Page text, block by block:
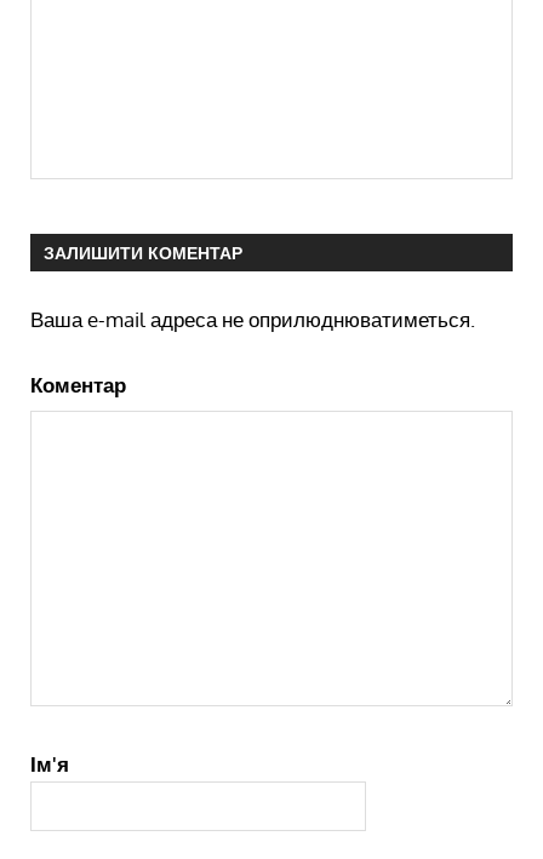
ЗАЛИШИТИ КОМЕНТАР
Ваша e-mail адреса не оприлюднюватиметься.
Коментар
Ім'я